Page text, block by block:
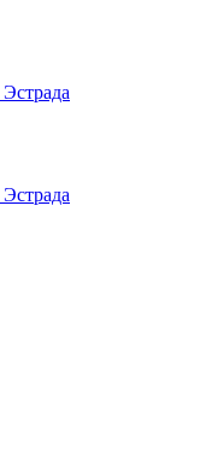
Эстрада
Эстрада